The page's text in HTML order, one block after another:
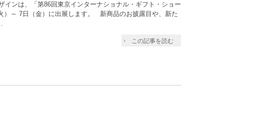
インは、「第86回東京インターナショナル・ギフト・ショー
～ 7日（金）に出展します。 新商品のお披露目や、新た
この記事を読む